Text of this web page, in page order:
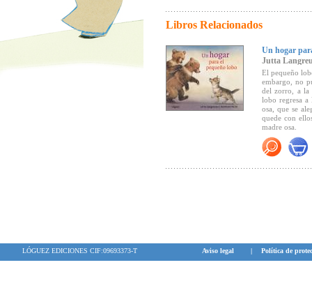
Libros Relacionados
Un hogar
Jutta
El pequeño
embargo, no
del zorro, a la
lobo regresa a
osa, que se
quede con
madre osa.
Un álbum
LÓGUEZ EDICIONES CIF:09693373-T Aviso legal | Política de